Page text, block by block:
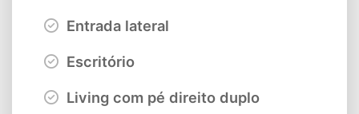
Entrada lateral
Escritório
Living com pé direito duplo